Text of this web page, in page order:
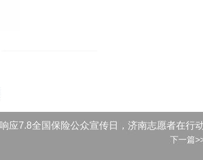
响应7.8全国保险公众宣传日，济南志愿者在行
下一篇